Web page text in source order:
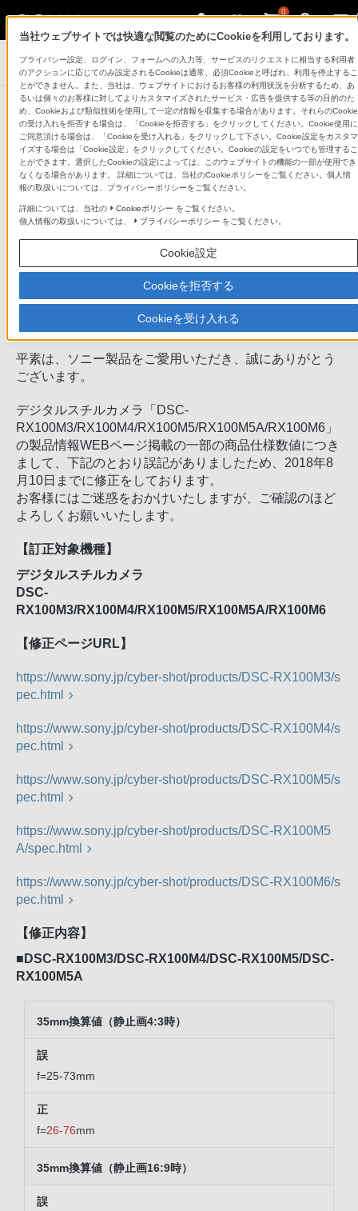
0
デジタルスチルカメラ Cyber-shot
お知らせ お知らせ一覧に戻る
2018年8月10日
ソニーマーケティング株式会社
デジタルスチルカメラ
「DSC-
RX100M3/RX100M4/RX100M5/RX100M5A/
一部の商品仕様数値について誤記訂正のお知らせ
平素は、ソニー製品をご愛用いただき、誠にありがとう
ございます。
デジタルスチルカメラ「DSC-
RX100M3/RX100M4/RX100M5/RX100M5A/RX100M6」
の製品情報WEBページ掲載の一部の商品仕様数値につき
まして、下記のとおり誤記がありましたため、2018年8
月10日までに修正をしております。
お客様にはご迷惑をおかけいたしますが、ご確認のほど
よろしくお願いいたします。
【訂正対象機種】
デジタルスチルカメラ
DSC-
RX100M3/RX100M4/RX100M5/RX100M5A/RX100M6
【修正ページURL】
https://www.sony.jp/cyber-shot/products/DSC-RX100M3/s
pec.html
https://www.sony.jp/cyber-shot/products/DSC-RX100M4/s
pec.html
https://www.sony.jp/cyber-shot/products/DSC-RX100M5/s
pec.html
https://www.sony.jp/cyber-shot/products/DSC-RX100M5
A/spec.html
https://www.sony.jp/cyber-shot/products/DSC-RX100M6/s
pec.html
【修正内容】
■DSC-RX100M3/DSC-RX100M4/DSC-RX100M5/DSC-
RX100M5A
35mm換算値（静止画4:3時）
f=25-73mm
f=26-76mm
35mm換算値（静止画16:9時）
当社ウェブサイトでは快適な閲覧のためにCookieを利用しております。
プライバシー設定、ログイン、フォームへの入力等、サービスのリクエストに相当する利用者
のアクションに応じてのみ設定されるCookieは通常、必須Cookieと呼ばれ、利用を停止するこ
とができません。また、当社は、ウェブサイトにおけるお客様の利用状況を分析するため、あ
るいは個々のお客様に対してよりカスタマイズされたサービス・広告を提供する等の目的のた
め、Cookieおよび類似技術を使用して一定の情報を収集する場合があります。それらのCookie
の受け入れを拒否する場合は、「Cookieを拒否する」をクリックしてください。Cookie使用に
ご同意頂ける場合は、「Cookieを受け入れる」をクリックして下さい。Cookie設定をカスタマ
イズする場合は「Cookie設定」をクリックしてください。Cookieの設定をいつでも管理するこ
とができます。選択したCookieの設定によっては、このウェブサイトの機能の一部が使用でき
なくなる場合があります。 詳細については、当社のCookieポリシーをご覧ください。個人情
報の取扱いについては、プライバシーポリシーをご覧ください。
詳細については、当社の Cookieポリシー をご覧ください。
個人情報の取扱いについては、
プライバシーポリシー をご覧ください。
Cookie設定
Cookieを拒否する
Cookieを受け入れる